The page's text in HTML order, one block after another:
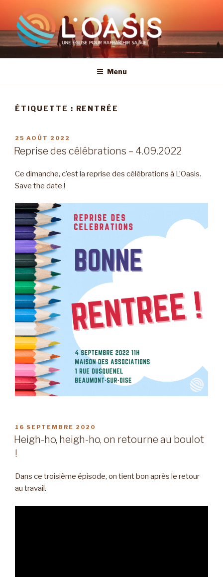
contenu
principal
Menu
ÉTIQUETTE : RENTRÉE
PUBLIÉ
LE
25 AOÛT 2022
Reprise des célébrations – 4.09.2022
Ce dimanche, c’est la reprise des célébrations à L’Oasis.
Save the date !
PUBLIÉ
LE
16 SEPTEMBRE 2020
Heigh-ho, heigh-ho, on retourne au boulot
!
Dans ce troisième épisode, on tient bon après le retour
au travail.